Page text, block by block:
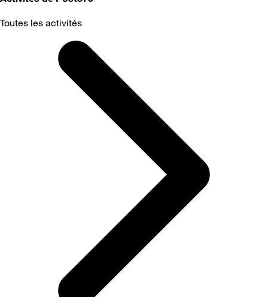
Toutes les activités